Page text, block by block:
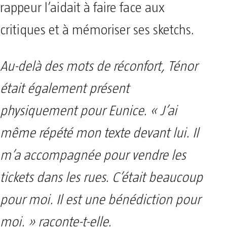
rappeur l’aidait à faire face aux
critiques et à mémoriser ses sketchs.
Au-delà des mots de réconfort, Ténor
était également présent
physiquement pour Eunice. « J’ai
même répété mon texte devant lui. Il
m’a accompagnée pour vendre les
tickets dans les rues. C’était beaucoup
pour moi. Il est une bénédiction pour
moi. » raconte-t-elle.